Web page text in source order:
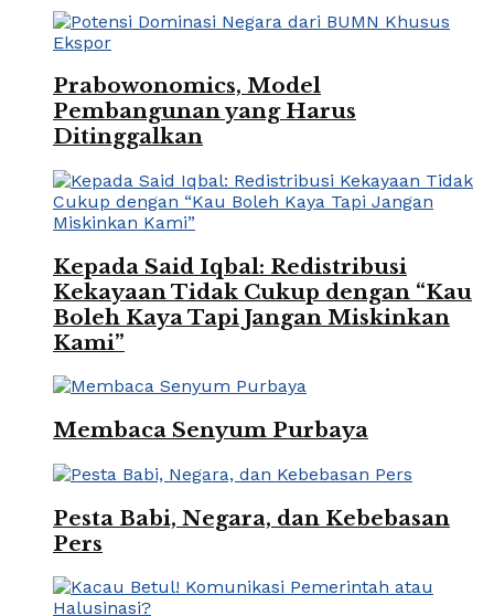
Prabowonomics, Model
Pembangunan yang Harus
Ditinggalkan
Kepada Said Iqbal: Redistribusi
Kekayaan Tidak Cukup dengan “Kau
Boleh Kaya Tapi Jangan Miskinkan
Kami”
Membaca Senyum Purbaya
Pesta Babi, Negara, dan Kebebasan
Pers